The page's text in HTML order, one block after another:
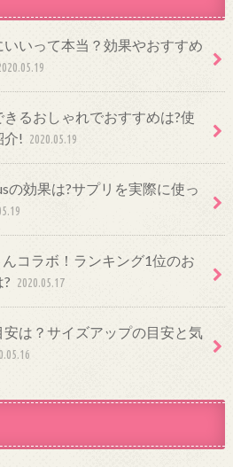
いって本当？効果やおすすめ
るおしゃれでおすすめは?使
介!
2020.05.19
の効果は?サプリを実際に使っ
コラボ！ランキング1位のお
2020.05.17
は？サイズアップの目安と気